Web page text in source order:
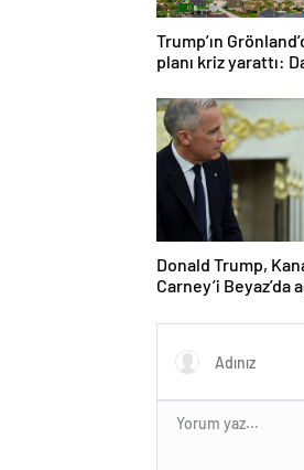
Trump’ın
planı kriz yarattı:
Donald Trump,
Carney’i Beyaz’da